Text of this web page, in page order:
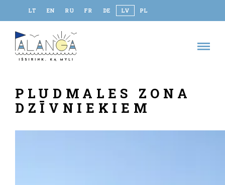
LT EN RU FR DE LV PL
PLUDMALES ZONA
DZĪVNIEKIEM